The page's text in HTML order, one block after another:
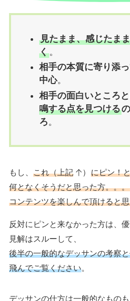
見たまま、感じたま
く。
相手の本質に寄り添っ
中心。
相手の面白いところ
鳴する点を見つける
ろ。
もし、 これ（上記 ） にピン！
何となくそうだと思った方。。
コンテンツを楽しんで頂けると
反対にピンと来なかった方は、
見解はスルーして、
後半の一般的なデッサンの考察
飛んでご覧ください。
デッサンの仕方は一般的なものも